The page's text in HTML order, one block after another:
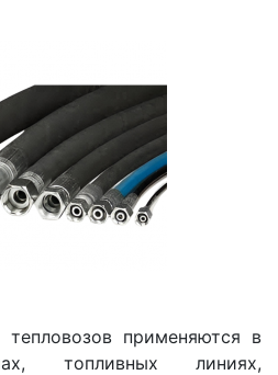
применяются в
топливных линиях,